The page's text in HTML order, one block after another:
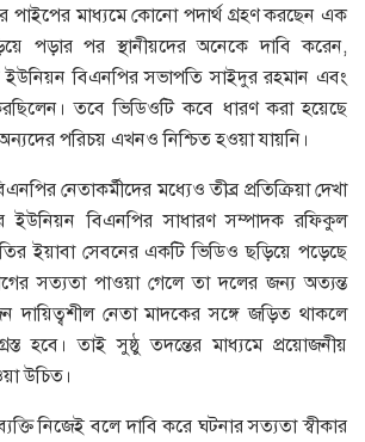
পাইপের মাধ্যমে কোনো পদার্থ গ্রহণ করছেন এক
পড়ার পর স্থানীয়দের অনেকে দাবি করেন,
ইউনিয়ন বিএনপির সভাপতি সাইদুর রহমান এবং
তবে ভিডিওটি কবে ধারণ করা হয়েছে
পরিচয় এখনও নিশ্চিত হওয়া যায়নি।
নেতাকর্মীদের মধ্যেও তীব্র প্রতিক্রিয়া দেখা
ইউনিয়ন বিএনপির সাধারণ সম্পাদক রফিকুল
ইয়াবা সেবনের একটি ভিডিও ছড়িয়ে পড়েছে
সত্যতা পাওয়া গেলে তা দলের জন্য অত্যন্ত
দায়িত্বশীল নেতা মাদকের সঙ্গে জড়িত থাকলে
হবে। তাই সুষ্ঠু তদন্তের মাধ্যমে প্রয়োজনীয়
উচিত।
নিজেই বলে দাবি করে ঘটনার সত্যতা স্বীকার